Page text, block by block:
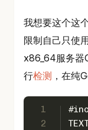
我想要这个这
限制自己只使
x86_64服务器
行检测 ，在纯
1
2